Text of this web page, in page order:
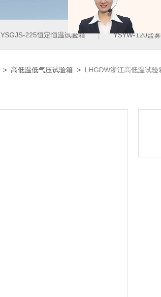
YSGJS-225恒定恒温试验箱 YSYW-120盐
> 高低温低气压试验箱 > LHGDW浙江高低温试验